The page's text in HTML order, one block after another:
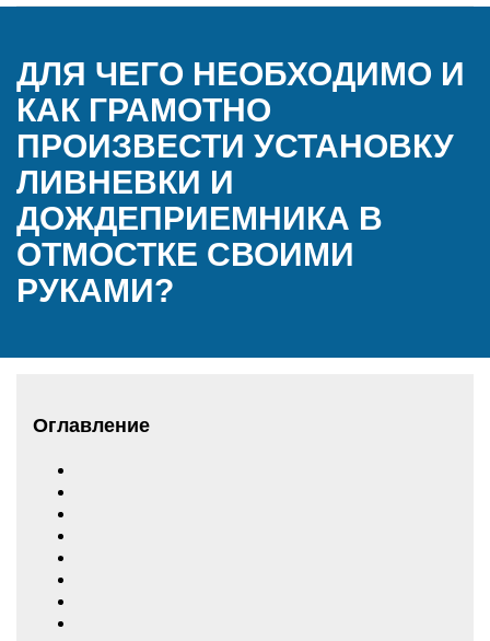
ДЛЯ ЧЕГО НЕОБХОДИМО И
КАК ГРАМОТНО
ПРОИЗВЕСТИ УСТАНОВКУ
ЛИВНЕВКИ И
ДОЖДЕПРИЕМНИКА В
ОТМОСТКЕ СВОИМИ
РУКАМИ?
Оглавление